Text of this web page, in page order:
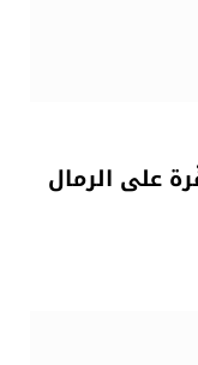
على الرمال